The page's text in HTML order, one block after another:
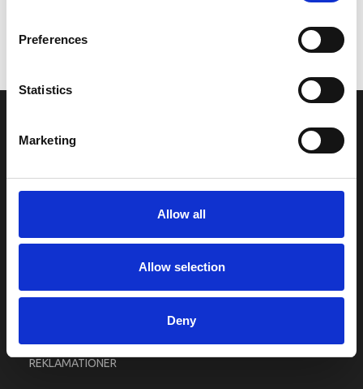
Preferences
Statistics
Marketing
Allow all
Allow selection
Deny
Vi oplever i øjeblikket store og hyppige prisændringer i markedet.
Derfor kan der i enkelte tilfælde være produkter, som ikke kan
INFORMATIONER
Fragt og levering
Betingelser & Vilkår
Købsgaranti
REKLAMATIONER